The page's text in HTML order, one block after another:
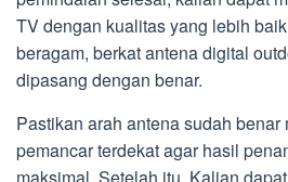
TV dengan kualitas yang lebih
beragam, berkat antena digital
dipasang dengan benar.
Pastikan arah antena sudah benar
pemancar terdekat agar hasil
maksimal. Setelah itu, Kalian